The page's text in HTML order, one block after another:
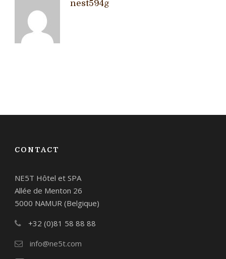
nest594g
CONTACT
NE5T Hôtel et SPA
Allée de Menton 26
5000 NAMUR (Belgique)
+32 (0)81 58 88 88
info@ne5t.com